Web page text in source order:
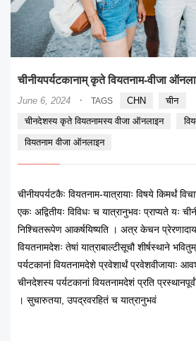
चीनीयपर्यटकानाम् कृते वियतनाम-वीजा
June 6, 2024 · TAGS CHN
चीन
चीनदेशस्य कृते वियतनामस्य वीजा ऑनलाइन
वियतनाम वीजा ऑनलाइन
चीनीयपर्यटकैः वियतनाम-यात्रायाः विषये किमर्थं
एकः अद्वितीयः विविधः च यात्रानुभवः प्राप्यते यः
निश्चितरूपेण आकर्षयिष्यति । अत्र केचन
वियतनामदेशः तेषां यात्राबाल्टीसूचौ शीर्षस्थाने
पर्यटकानां वियतनामदेशे प्रवेशार्थं प्रवेशवीजायाः
चीनदेशस्य पर्यटकानां वियतनामदेशं प्रति
। सुचारुतया, उपद्रवरहितं च यात्रानुभवं